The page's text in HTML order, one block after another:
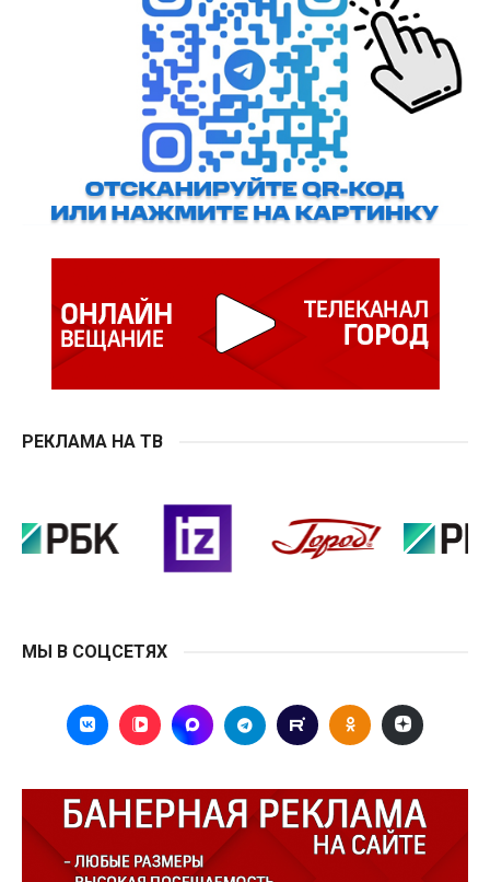
РЕКЛАМА НА ТВ
МЫ В СОЦСЕТЯХ